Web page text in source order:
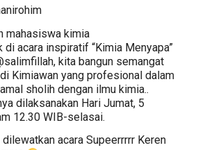
mahasiswa kimia
di acara inspiratif “Kimia Menyapa”
kita bangun semangat
Kimiawan yang profesional dalam
sholih dengan ilmu kimia..
dilaksanakan Hari Jumat, 5
12.30 WIB-selasai.
acara Supeerrrrr Keren